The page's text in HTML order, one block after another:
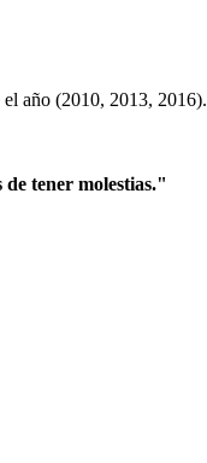
año (2010, 2013, 2016).
tener molestias."